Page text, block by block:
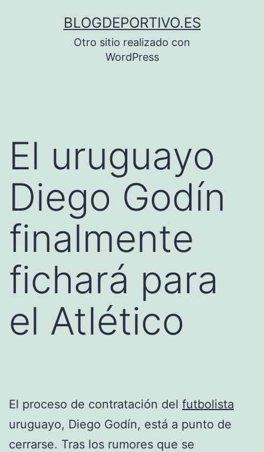
BLOGDEPORTIVO.ES
Otro sitio realizado con
WordPress
El uruguayo
Diego Godín
finalmente
fichará para
el Atlético
El proceso de contratación del futbolista
uruguayo, Diego Godín, está a punto de
cerrarse. Tras los rumores que se